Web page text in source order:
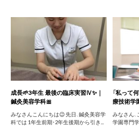
成長🌱3年生 最後の臨床実習Ⅳ✨｜
鍼灸美容学科🎀
みなさんこんにちは😉 先日、鍼灸美容学
科では 1年生前期・2年生後期から引き...
「私って
療技術学
みなさん
学園専門